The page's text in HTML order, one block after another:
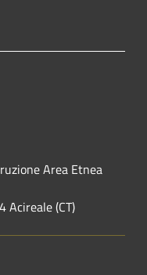
Area Etnea
Acireale (CT)